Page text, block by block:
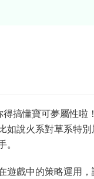
搞懂寶可夢屬性
說火系對草系特
戲中的策略運用